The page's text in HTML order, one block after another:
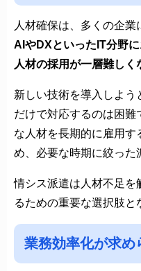
人材確保は、多くの企業
AIやDXといったIT分野
人材の採用が一層難しく
新しい技術を導入しよ
だけで対応するのは困難
な人材を長期的に雇用す
め、必要な時期に絞った
情シス派遣は人材不足を
るための重要な選択肢と
業務効率化が求め